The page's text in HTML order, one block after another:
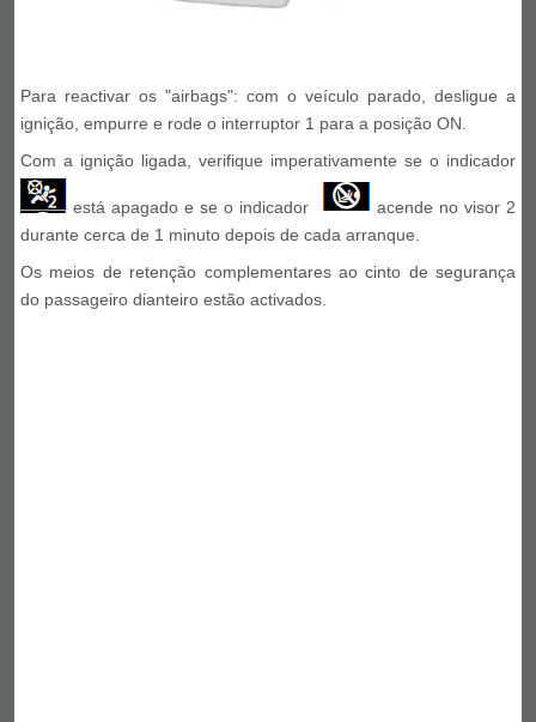
Para reactivar os "airbags": com o veículo parado, desligue a
ignição, empurre e rode o interruptor 1 para a posição ON.
Com a ignição ligada, verifique imperativamente se o indicador
está apagado e se o indicador
acende no visor 2
durante cerca de 1 minuto depois de cada arranque.
Os meios de retenção complementares ao cinto de segurança
do passageiro dianteiro estão activados.